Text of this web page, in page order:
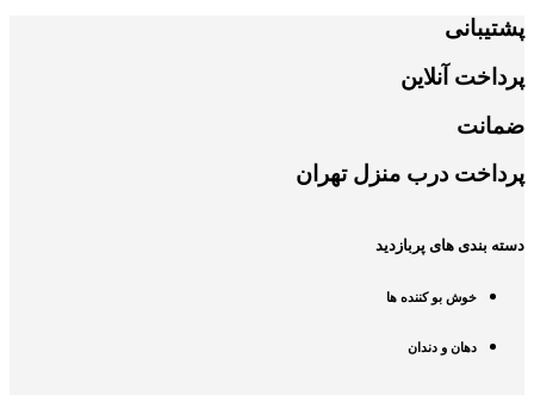
پشتیبانی
پرداخت آنلاین
ضمانت
پرداخت درب منزل تهران
دسته بندی های پربازدید
خوش بو کننده ها
دهان و دندان